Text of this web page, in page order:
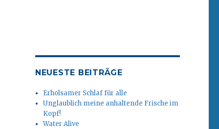
NEUESTE BEITRÄGE
Erholsamer Schlaf für alle
Unglaublich meine anhaltende Frische im
Kopf!
Water Alive